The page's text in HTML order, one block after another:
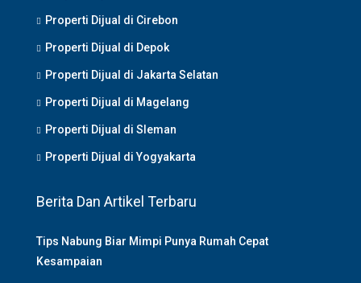
Properti Dijual di Cirebon
Properti Dijual di Depok
Properti Dijual di Jakarta Selatan
Properti Dijual di Magelang
Properti Dijual di Sleman
Properti Dijual di Yogyakarta
Berita Dan Artikel Terbaru
Tips Nabung Biar Mimpi Punya Rumah Cepat
Kesampaian